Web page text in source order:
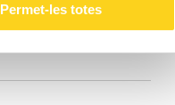
Permet-les totes